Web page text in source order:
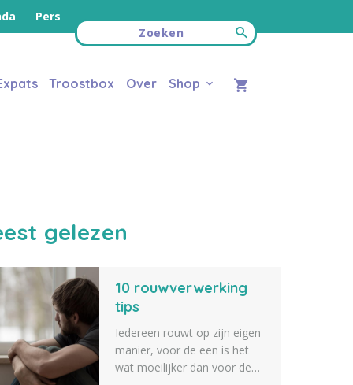
Pers
Troostbox Over Shop
gelezen
10 rouwverwerking
tips
Iedereen rouwt op zijn eigen
manier, voor de een is het
wat moeilijker dan voor de